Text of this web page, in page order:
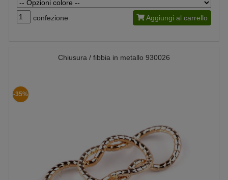
confezione Aggiungi al carrello
Chiusura / fibbia in metallo 930026
-35%